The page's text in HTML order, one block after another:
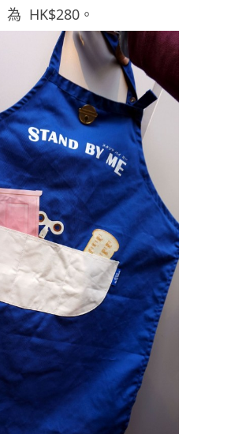
為 HK$280。